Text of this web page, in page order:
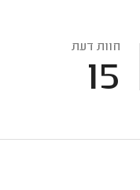
חוות דעת
15